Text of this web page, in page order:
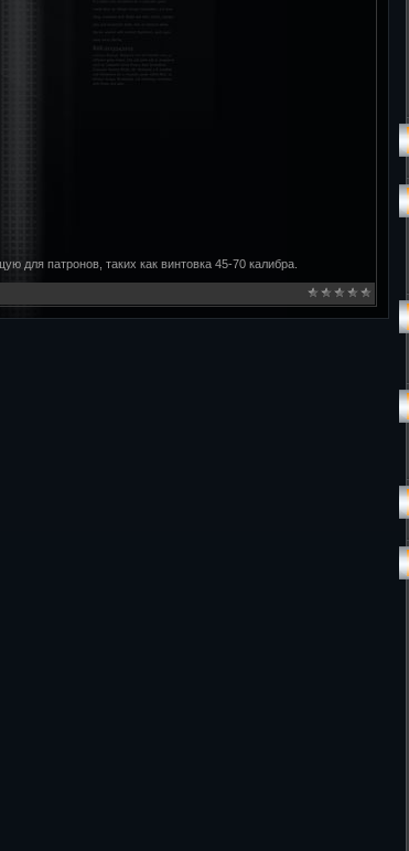
для патронов, таких как винтовка 45-70 калибра.